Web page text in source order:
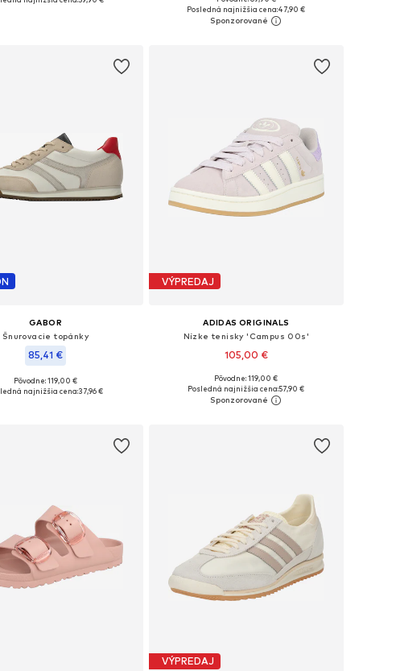
v mnohých veľkostiach Dostupné v mnohých veľkostiach
Pridať do košíka
Posledná najnižšia cena:47,90 €
GABOR
Šnurovacie topánky
85,41 €
v mnohých veľkostiach
Pôvodne: 119,00 €
najnižšia cena:37,96 €
VÝPREDAJ
ADIDAS ORIGINALS
Nízke tenisky 'Campus 00s'
105,00 €
Dostupné v mnohých veľkostiach
Pridať do košíka
Pôvodne: 119,00 €
Posledná najnižšia cena:57,90 €
VÝPREDAJ